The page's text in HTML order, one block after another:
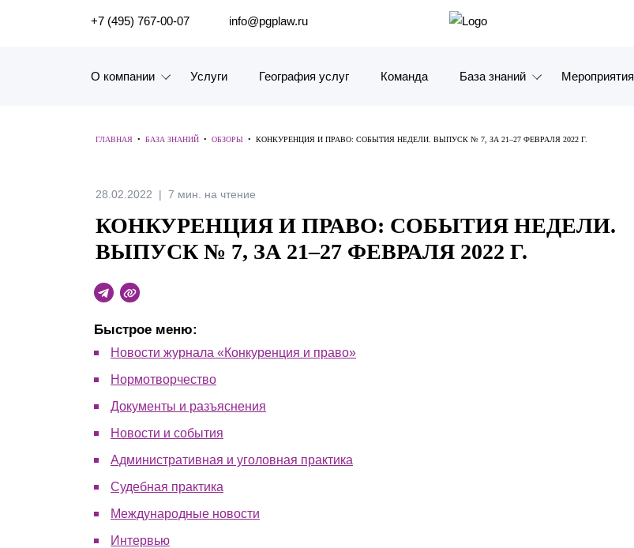
ПОИСК ПО САЙТУ
+7 (495) 767-00-07 info@pgplaw.ru
О компании
Наш опыт
Рейтинги, Награды, Цифры
Карьера
История компании
Почему «Пепеляев Групп»?
Обращение Управляющего
Партнера
Социальная
ответственность
Услуги География услуг Команда База знаний
Видео
Мероприятия
ГЛАВНАЯ • БАЗА ЗНАНИЙ • ОБЗОРЫ • КОНКУРЕНЦИЯ И ПРАВО: СОБЫТИЯ НЕДЕЛИ. ВЫПУСК № 7, ЗА 21–27 ФЕВРАЛЯ 2022 Г.
28.02.2022 7 мин. на чтение
КОНКУРЕНЦИЯ И ПРАВО: СОБЫТИЯ НЕДЕЛИ.
ВЫПУСК № 7, ЗА 21–27 ФЕВРАЛЯ 2022 Г.
Быстрое меню:
Новости журнала «Конкуренция и право»
Нормотворчество
Документы и разъяснения
Новости и события
Административная и уголовная практика
Судебная практика
Международные новости
Интервью